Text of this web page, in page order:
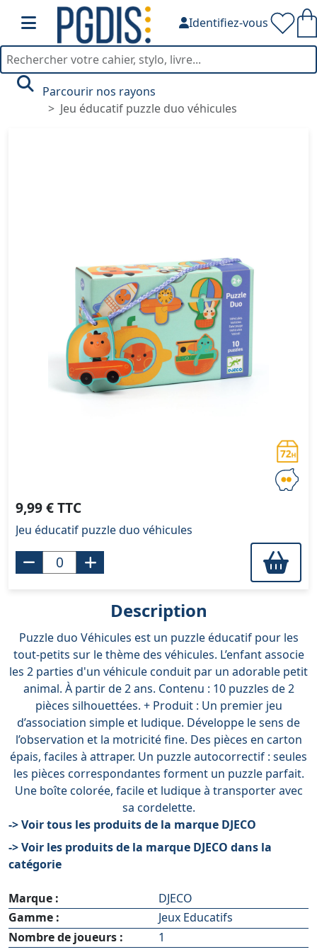
Identifiez-vous
Parcourir nos rayons
Jeu éducatif puzzle duo véhicules
9,99 € TTC
Jeu éducatif puzzle duo véhicules
Description
Puzzle duo Véhicules est un puzzle éducatif pour les
tout-petits sur le thème des véhicules. L’enfant associe
les 2 parties d'un véhicule conduit par un adorable petit
animal. À partir de 2 ans. Contenu : 10 puzzles de 2
pièces silhouettées. + Produit : Un premier jeu
d’association simple et ludique. Développe le sens de
l’observation et la motricité fine. Des pièces en carton
épais, faciles à attraper. Un puzzle autocorrectif : seules
les pièces correspondantes forment un puzzle parfait.
Une boîte colorée, facile et ludique à transporter avec
sa cordelette.
-> Voir tous les produits de la marque DJECO
-> Voir les produits de la marque DJECO dans la
catégorie
Marque :
DJECO
Gamme :
Jeux Educatifs
Nombre de joueurs :
1